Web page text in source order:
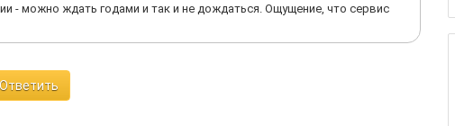
- можно ждать годами и так и не дождаться. Ощущение, что сервис
Ответить